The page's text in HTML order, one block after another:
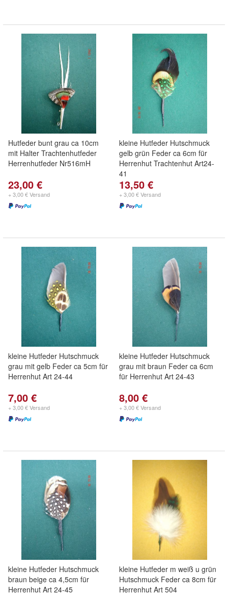
Hutfeder bunt grau ca 10cm
mit Halter Trachtenhutfeder
Herrenhutfeder Nr516mH
23,00 €
+ 3,00 € Versand
kleine Hutfeder Hutschmuck
gelb grün Feder ca 6cm für
Herrenhut Trachtenhut Art24-
41
13,50 €
+ 3,00 € Versand
kleine Hutfeder Hutschmuck
grau mit gelb Feder ca 5cm für
Herrenhut Art 24-44
7,00 €
+ 3,00 € Versand
kleine Hutfeder Hutschmuck
grau mit braun Feder ca 6cm
für Herrenhut Art 24-43
8,00 €
+ 3,00 € Versand
kleine Hutfeder Hutschmuck
braun beige ca 4,5cm für
Herrenhut Art 24-45
kleine Hutfeder m weiß u grün
Hutschmuck Feder ca 8cm für
Herrenhut Art 504